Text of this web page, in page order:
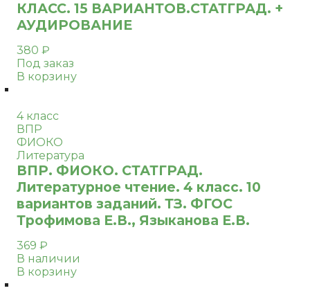
КЛАСС. 15 ВАРИАНТОВ.СТАТГРАД. +
АУДИРОВАНИЕ
380 ₽
Под заказ
В корзину
4 класс
ВПР
ФИОКО
Литература
ВПР. ФИОКО. СТАТГРАД.
Литературное чтение. 4 класс. 10
вариантов заданий. ТЗ. ФГОС
Трофимова Е.В., Языканова Е.В.
369 ₽
В наличии
В корзину